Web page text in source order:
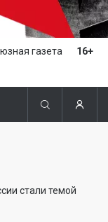
газета 16+
стали темой